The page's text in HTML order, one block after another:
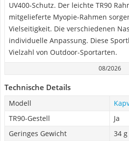
UV400-Schutz. Der leichte TR90
mitgelieferte Myopie-Rahmen
Vielseitigkeit. Die verschiedenen
individuelle Anpassung. Diese
Vielzahl von Outdoor-Sportarten.
08/2026
Technische Details
Modell
TR90-Gestell
Ja
Geringes Gewicht
34 g